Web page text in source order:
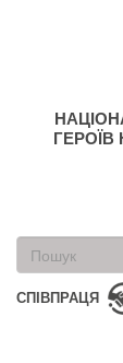
ГЕРОЇВ
форма
Пошук
СПІВПРАЦЯ